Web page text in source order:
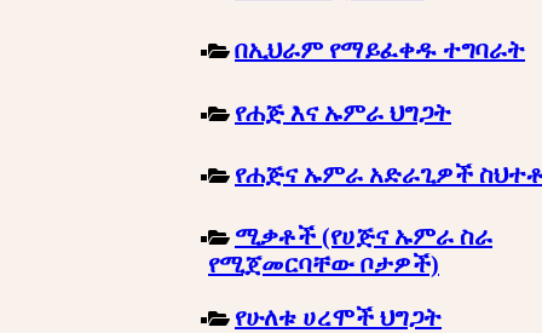
በኢህራም የማይፈቀዱ ተግባራት
የሐጅ እና ኡምራ ህግጋት
የሐጅና ኡምራ አድራጊዎች
ሚቃቶች (የሀጅና ኡምራ ስራ
የሚጀመርባቸው ቦታዎች)
የሁለቱ ሀረሞች ህግጋት